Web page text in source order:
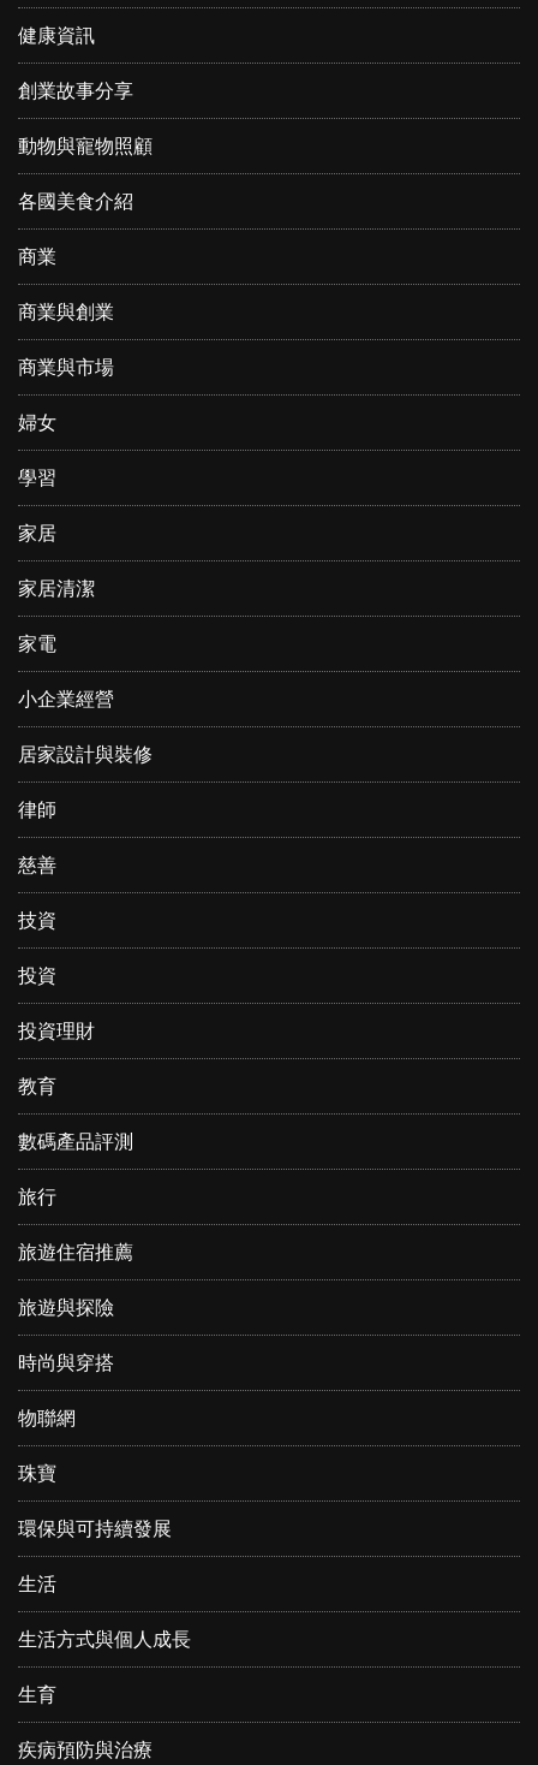
健康資訊
創業故事分享
動物與寵物照顧
各國美食介紹
商業
商業與創業
商業與市場
婦女
學習
家居
家居清潔
家電
小企業經營
居家設計與裝修
律師
慈善
技資
投資
投資理財
教育
數碼產品評測
旅行
旅遊住宿推薦
旅遊與探險
時尚與穿搭
物聯網
珠寶
環保與可持續發展
生活
生活方式與個人成長
生育
疾病預防與治療